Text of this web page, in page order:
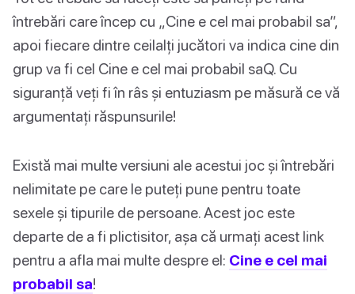
întrebări care încep cu „Cine e cel mai probabil sa”,
apoi fiecare dintre ceilalți jucători va indica cine din
grup va fi cel Cine e cel mai probabil saQ. Cu
siguranță veți fi în râs și entuziasm pe măsură ce vă
argumentați răspunsurile!
Există mai multe versiuni ale acestui joc și întrebări
nelimitate pe care le puteți pune pentru toate
sexele și tipurile de persoane. Acest joc este
departe de a fi plictisitor, așa că urmați acest link
pentru a afla mai multe despre el: Cine e cel mai
probabil sa!